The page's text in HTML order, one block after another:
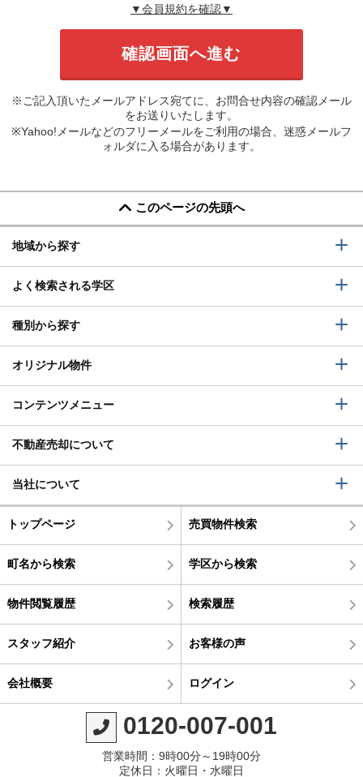
▼会員規約を確認▼
※ご記入頂いたメールアドレス宛てに、お問合せ内容の確認メール
をお送りいたします。
※Yahoo!メールなどのフリーメールをご利用の場合、迷惑メールフ
ォルダに入る場合があります。
このページの先頭へ
地域から探す
よく検索される学区
種別から探す
オリジナル物件
コンテンツメニュー
不動産売却について
当社について
トップページ 売買物件検索
町名から検索 学区から検索
物件閲覧履歴 検索履歴
スタッフ紹介 お客様の声
会社概要 ログイン
0120-007-001
営業時間：9時00分～19時00分
定休日：火曜日・水曜日